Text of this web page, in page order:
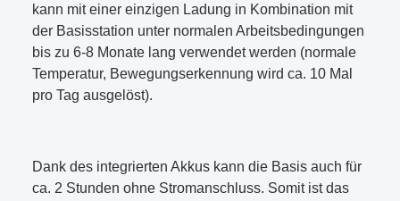
kann mit einer einzigen Ladung in Kombination mit
der Basisstation unter normalen Arbeitsbedingungen
bis zu 6-8 Monate lang verwendet werden (normale
Temperatur, Bewegungserkennung wird ca. 10 Mal
pro Tag ausgelöst).
Dank des integrierten Akkus kann die Basis auch für
ca. 2 Stunden ohne Stromanschluss. Somit ist das